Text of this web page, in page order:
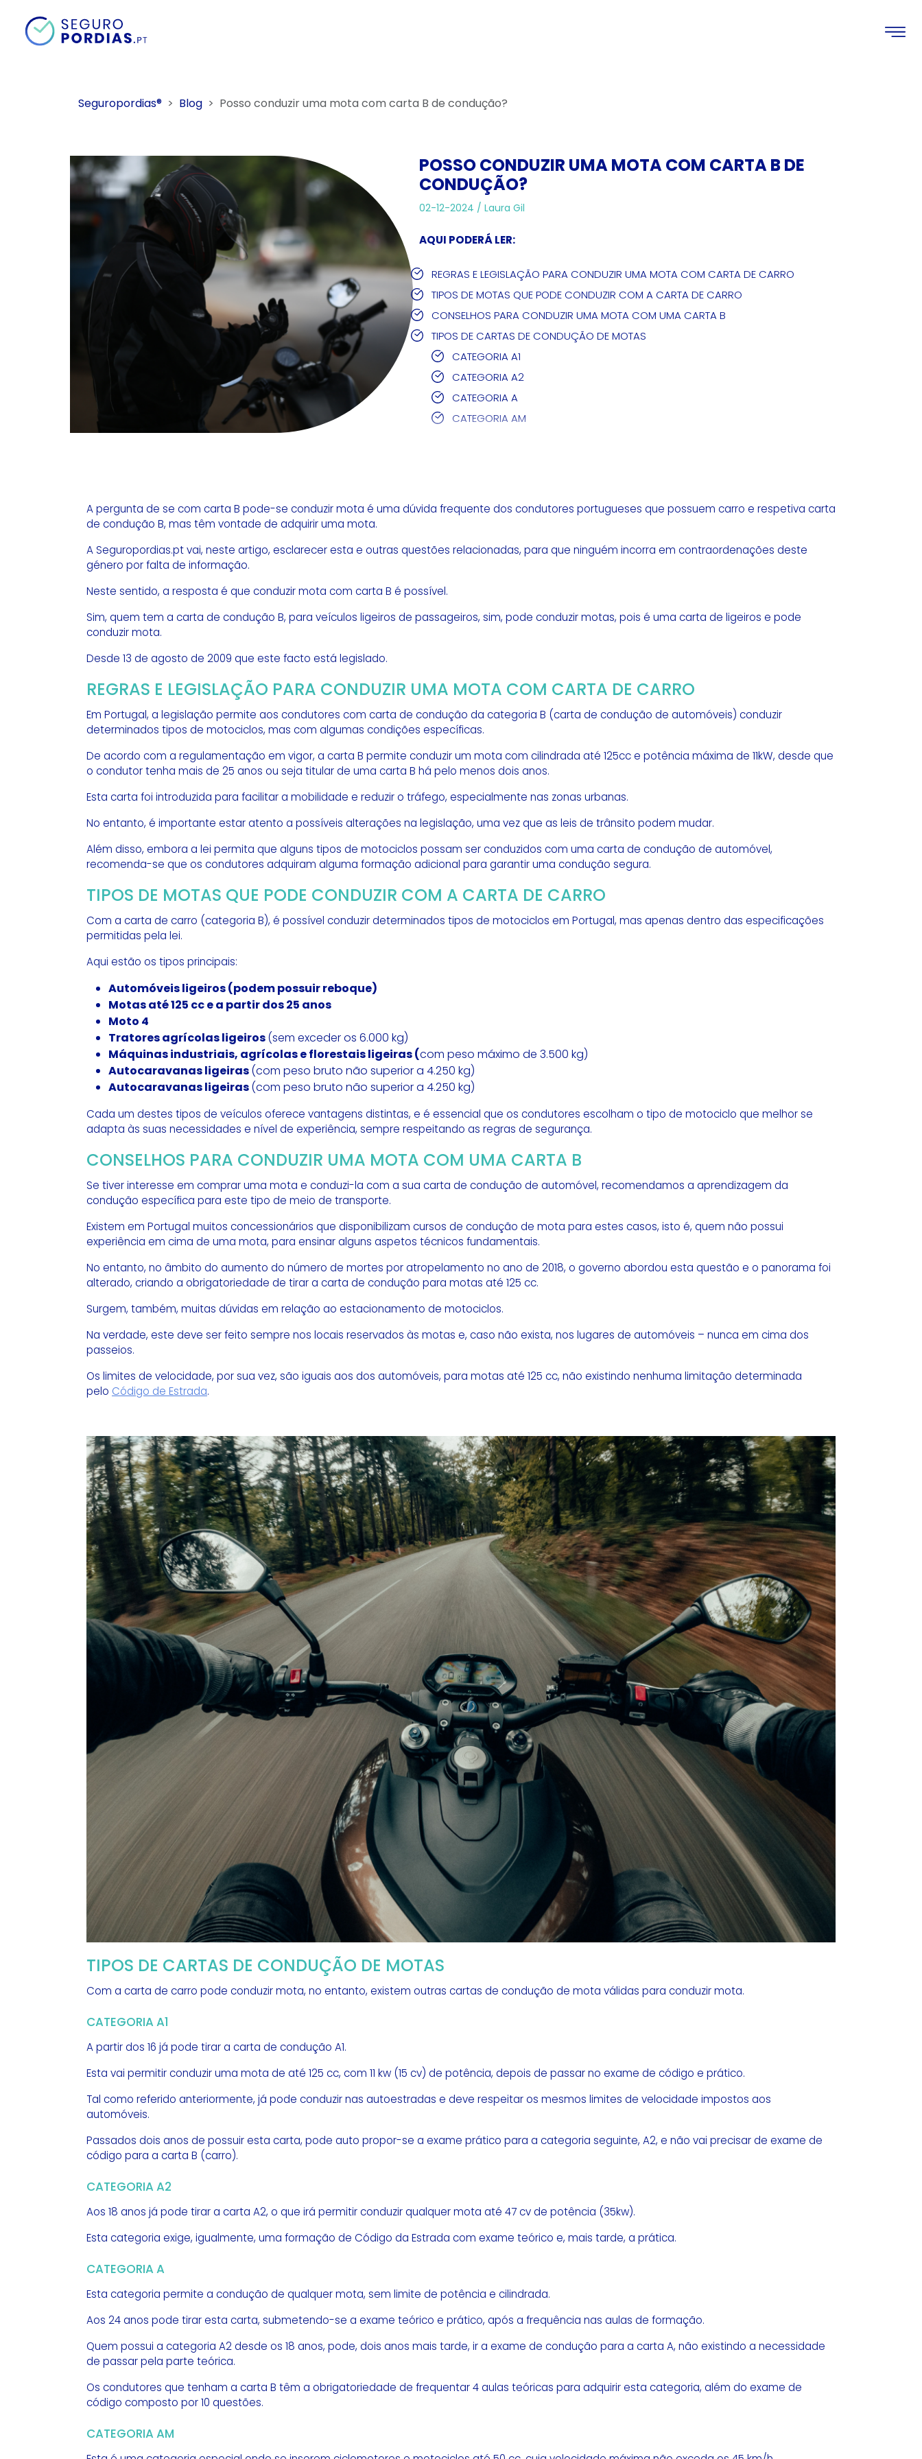
Seguropordias® Blog Posso conduzir uma mota com carta B de condução?
POSSO CONDUZIR UMA MOTA COM CARTA B DE
CONDUÇÃO?
02-12-2024 / Laura Gil
AQUI PODERÁ LER:
REGRAS E LEGISLAÇÃO PARA CONDUZIR UMA MOTA COM CARTA DE CARRO
TIPOS DE MOTAS QUE PODE CONDUZIR COM A CARTA DE CARRO
CONSELHOS PARA CONDUZIR UMA MOTA COM UMA CARTA B
TIPOS DE CARTAS DE CONDUÇÃO DE MOTAS
CATEGORIA A1
CATEGORIA A2
CATEGORIA A
CATEGORIA AM
A pergunta de se com carta B pode-se conduzir mota é uma dúvida frequente dos condutores portugueses que possuem carro e respetiva carta
de condução B, mas têm vontade de adquirir uma mota.
A Seguropordias.pt vai, neste artigo, esclarecer esta e outras questões relacionadas, para que ninguém incorra em contraordenações deste
género por falta de informação.
Neste sentido, a resposta é que conduzir mota com carta B é possível.
Sim, quem tem a carta de condução B, para veículos ligeiros de passageiros, sim, pode conduzir motas, pois é uma carta de ligeiros e pode
conduzir mota.
Desde 13 de agosto de 2009 que este facto está legislado.
REGRAS E LEGISLAÇÃO PARA CONDUZIR UMA MOTA COM CARTA DE CARRO
Em Portugal, a legislação permite aos condutores com carta de condução da categoria B (carta de condução de automóveis) conduzir
determinados tipos de motociclos, mas com algumas condições específicas.
De acordo com a regulamentação em vigor, a carta B permite conduzir um mota com cilindrada até 125cc e potência máxima de 11kW, desde que
o condutor tenha mais de 25 anos ou seja titular de uma carta B há pelo menos dois anos.
Esta carta foi introduzida para facilitar a mobilidade e reduzir o tráfego, especialmente nas zonas urbanas.
No entanto, é importante estar atento a possíveis alterações na legislação, uma vez que as leis de trânsito podem mudar.
Além disso, embora a lei permita que alguns tipos de motociclos possam ser conduzidos com uma carta de condução de automóvel,
recomenda-se que os condutores adquiram alguma formação adicional para garantir uma condução segura.
TIPOS DE MOTAS QUE PODE CONDUZIR COM A CARTA DE CARRO
Com a carta de carro (categoria B), é possível conduzir determinados tipos de motociclos em Portugal, mas apenas dentro das especificações
permitidas pela lei.
Aqui estão os tipos principais:
Automóveis ligeiros (podem possuir reboque)
Motas até 125 cc e a partir dos 25 anos
Moto 4
Tratores agrícolas ligeiros(sem exceder os 6.000 kg)
Máquinas industriais, agrícolas e florestais ligeiras (com peso máximo de 3.500 kg)
Autocaravanas ligeiras(com peso bruto não superior a 4.250 kg)
Autocaravanas ligeiras(com peso bruto não superior a 4.250 kg)
Cada um destes tipos de veículos oferece vantagens distintas, e é essencial que os condutores escolham o tipo de motociclo que melhor se
adapta às suas necessidades e nível de experiência, sempre respeitando as regras de segurança.
CONSELHOS PARA CONDUZIR UMA MOTA COM UMA CARTA B
Se tiver interesse em comprar uma mota e conduzi-la com a sua carta de condução de automóvel, recomendamos a aprendizagem da
condução específica para este tipo de meio de transporte.
Existem em Portugal muitos concessionários que disponibilizam cursos de condução de mota para estes casos, isto é, quem não possui
experiência em cima de uma mota, para ensinar alguns aspetos técnicos fundamentais.
No entanto, no âmbito do aumento do número de mortes por atropelamento no ano de 2018, o governo abordou esta questão e o panorama foi
alterado, criando a obrigatoriedade de tirar a carta de condução para motas até 125 cc.
Surgem, também, muitas dúvidas em relação ao estacionamento de motociclos.
Na verdade, este deve ser feito sempre nos locais reservados às motas e, caso não exista, nos lugares de automóveis – nunca em cima dos
passeios.
Os limites de velocidade, por sua vez, são iguais aos dos automóveis, para motas até 125 cc, não existindo nenhuma limitação determinada
pelo Código de Estrada.
TIPOS DE CARTAS DE CONDUÇÃO DE MOTAS
Com a carta de carro pode conduzir mota, no entanto, existem outras cartas de condução de mota válidas para conduzir mota.
CATEGORIA A1
A partir dos 16 já pode tirar a carta de condução A1.
Esta vai permitir conduzir uma mota de até 125 cc, com 11 kw (15 cv) de potência, depois de passar no exame de código e prático.
Tal como referido anteriormente, já pode conduzir nas autoestradas e deve respeitar os mesmos limites de velocidade impostos aos
automóveis.
Passados dois anos de possuir esta carta, pode auto propor-se a exame prático para a categoria seguinte, A2, e não vai precisar de exame de
código para a carta B (carro).
CATEGORIA A2
Aos 18 anos já pode tirar a carta A2, o que irá permitir conduzir qualquer mota até 47 cv de potência (35kw).
Esta categoria exige, igualmente, uma formação de Código da Estrada com exame teórico e, mais tarde, a prática.
CATEGORIA A
Esta categoria permite a condução de qualquer mota, sem limite de potência e cilindrada.
Aos 24 anos pode tirar esta carta, submetendo-se a exame teórico e prático, após a frequência nas aulas de formação.
Quem possui a categoria A2 desde os 18 anos, pode, dois anos mais tarde, ir a exame de condução para a carta A, não existindo a necessidade
de passar pela parte teórica.
Os condutores que tenham a carta B têm a obrigatoriedade de frequentar 4 aulas teóricas para adquirir esta categoria, além do exame de
código composto por 10 questões.
CATEGORIA AM